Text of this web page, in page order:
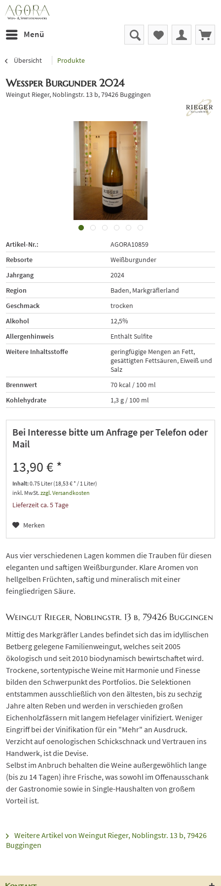
Menü
Übersicht Produkte
Weßper Burgunder 2024
Weingut Rieger, Noblingstr. 13 b, 79426 Buggingen
Artikel-Nr.:
AGORA10859
Rebsorte
Weißburgunder
Jahrgang
2024
Region
Baden, Markgräflerland
Geschmack
trocken
Alkohol
12,5%
Allergenhinweis
Enthält Sulfite
Weitere Inhaltsstoffe
geringfügige Mengen an Fett,
gesättigten Fettsäuren, Eiweiß und
Salz
Brennwert
70 kcal / 100 ml
Kohlehydrate
1,3 g / 100 ml
Bei Interesse bitte um Anfrage per Telefon oder
Mail
13,90 € *
Inhalt:0.75 Liter (18,53 € * / 1 Liter)
inkl. MwSt. zzgl. Versandkosten
Lieferzeit ca. 5 Tage
Merken
Aus vier verschiedenen Lagen kommen die Trauben für diesen
eleganten und saftigen Weißburgunder. Klare Aromen von
hellgelben Früchten, saftig und mineralisch mit einer
feingliedrigen Säure.
Weingut Rieger, Noblingstr. 13 b, 79426 Buggingen
Mittig des Markgräfler Landes befindet sich das im idyllischen
Betberg gelegene Familienweingut, welches seit 2005
ökologisch und seit 2010 biodynamisch bewirtschaftet wird.
Trockene, sortentypische Weine mit Harmonie und Finesse
bilden den Schwerpunkt des Portfolios. Die Selektionen
entstammen ausschließlich von den ältesten, bis zu sechzig
Jahre alten Reben und werden in verschieden großen
Eichenholzfässern mit langem Hefelager vinifiziert. Weniger
Eingriff bei der Vinifikation für ein "Mehr" an Ausdruck.
Verzicht auf oenologischen Schickschnack und Vertrauen ins
Handwerk, ist die Devise.
Selbst im Anbruch behalten die Weine außergewöhlich lange
(bis zu 14 Tagen) ihre Frische, was sowohl im Offenausschank
der Gastronomie sowie in Single-Haushalten von großem
Vorteil ist.
Weitere Artikel von Weingut Rieger, Noblingstr. 13 b, 79426
Buggingen